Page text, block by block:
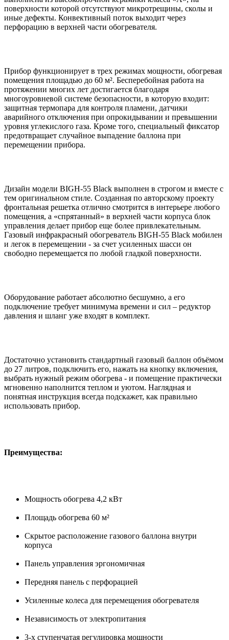
поверхности которой отсутствуют микротрещины, сколы и
иные дефекты. Конвективный поток выходит через
перфорацию в верхней части обогревателя.
Прибор функционирует в трех режимах мощности, обогревая
помещения площадью до 60 м². Бесперебойная работа на
протяжении многих лет достигается благодаря
многоуровневой системе безопасности, в которую входит:
защитная термопара для контроля пламени, датчики
аварийного отключения при опрокидывании и превышении
уровня углекислого газа. Кроме того, специальный фиксатор
предотвращает случайное выпадение баллона при
перемещении прибора.
Дизайн модели BIGH-55 Black выполнен в строгом и вместе с
тем оригинальном стиле. Созданная по авторскому проекту
фронтальная решетка отлично смотрится в интерьере любого
помещения, а «спрятанный» в верхней части корпуса блок
управления делает прибор еще более привлекательным.
Газовый инфракрасный обогреватель BIGH-55 Black мобилен
и легок в перемещении - за счет усиленных шасси он
свободно перемещается по любой гладкой поверхности.
Оборудование работает абсолютно бесшумно, а его
подключение требует минимума времени и сил – редуктор
давления и шланг уже входят в комплект.
Достаточно установить стандартный газовый баллон объёмом
до 27 литров, подключить его, нажать на кнопку включения,
выбрать нужный режим обогрева - и помещение практически
мгновенно наполнится теплом и уютом. Наглядная и
понятная инструкция всегда подскажет, как правильно
использовать прибор.
Преимущества:
Мощность обогрева 4,2 кВт
Площадь обогрева 60 м²
Скрытое расположение газового баллона внутри
корпуса
Панель управления эргономичная
Передняя панель с перфорацией
Усиленные колеса для перемещения обогревателя
Независимость от электропитания
3-х ступенчатая регулировка мощности